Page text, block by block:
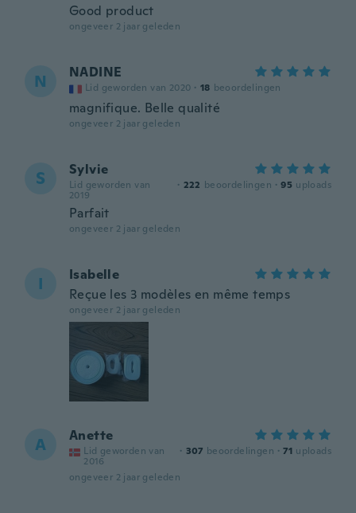
Good product
ongeveer 2 jaar geleden
N NADINE
Lid geworden van 2020 · 18 beoordelingen
magnifique. Belle qualité
ongeveer 2 jaar geleden
S Sylvie
Lid geworden van
2019
· 222 beoordelingen · 95 uploads
Parfait
ongeveer 2 jaar geleden
I
Isabelle
Reçue les 3 modèles en même temps
ongeveer 2 jaar geleden
A Anette
Lid geworden van
2016
· 307 beoordelingen · 71 uploads
ongeveer 2 jaar geleden